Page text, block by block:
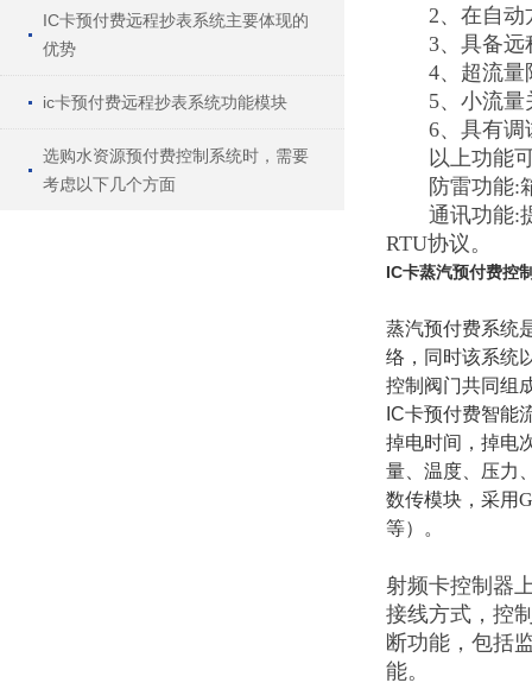
IC卡预付费远程抄表系统主要体现的
优势
ic卡预付费远程抄表系统功能模块
选购水资源预付费控制系统时，需要
考虑以下几个方面
2、在自动方
3、具备远
4、超流量限
5、小流量关
6、具有调试
以上功能可
防雷功能:箱
通讯功能:提
RTU协议。
IC卡蒸汽预付费控
蒸汽预付费系统
络，同时该系统
控制阀门共同组
IC卡预付费智能
掉电时间，掉电
量、温度、压力
数传模块，采用
等）。
射频卡控制器
接线方式，控
断功能，包括
能。